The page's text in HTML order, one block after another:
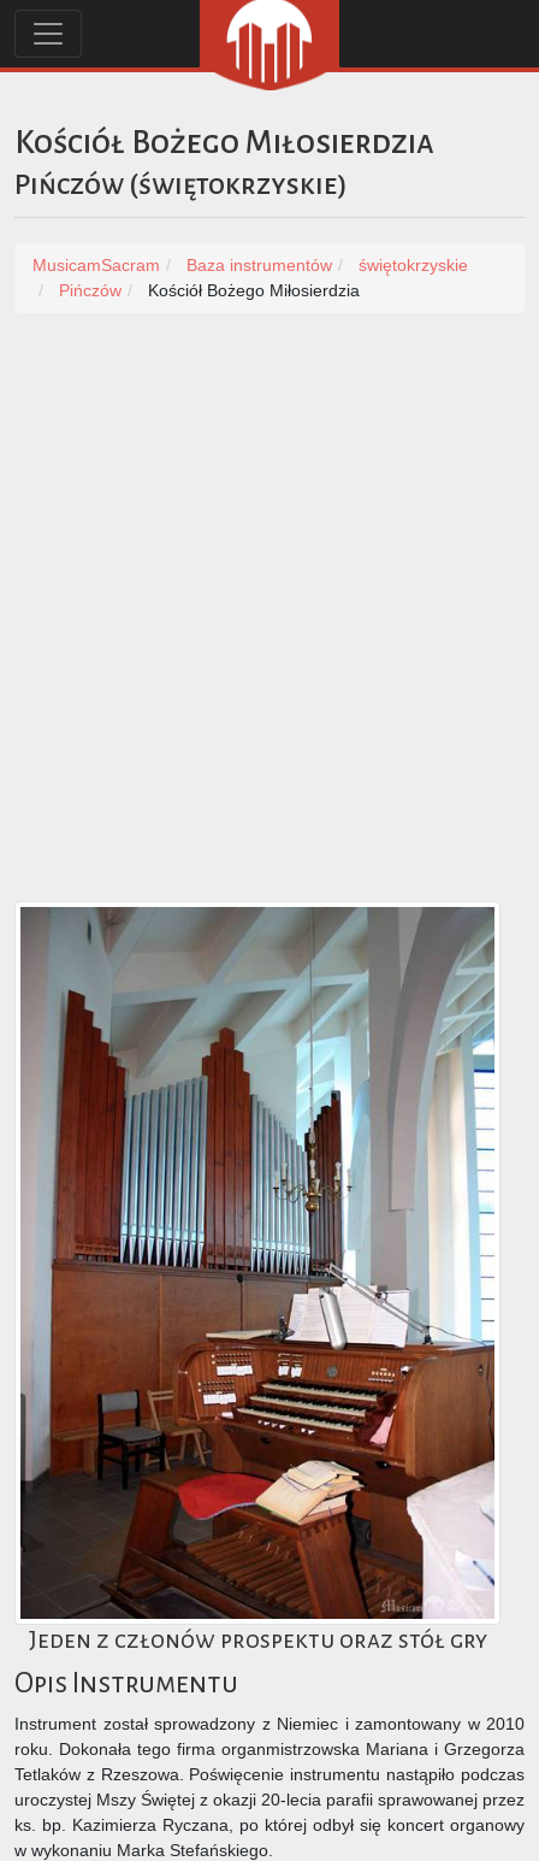
Kościół Bożego Miłosierdzia
Pińczów (świętokrzyskie)
MusicamSacram Baza instrumentów
świętokrzyskie
Pińczów
Kościół Bożego Miłosierdzia
Jeden z członów prospektu oraz stół gry
Opis Instrumentu
Instrument został sprowadzony z Niemiec i zamontowany w 2010
roku. Dokonała tego firma organmistrzowska Mariana i Grzegorza
Tetlaków z Rzeszowa. Poświęcenie instrumentu nastąpiło podczas
uroczystej Mszy Świętej z okazji 20-lecia parafii sprawowanej przez
ks. bp. Kazimierza Ryczana, po której odbył się koncert organowy
w wykonaniu Marka Stefańskiego.